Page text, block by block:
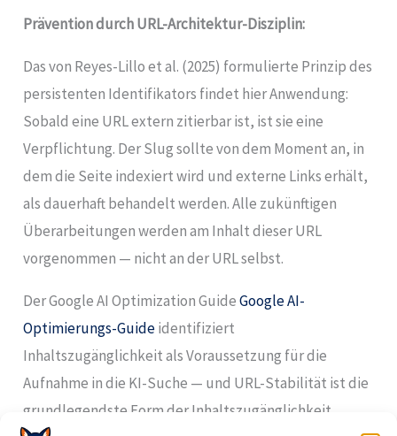
Prävention durch URL-Architektur-Disziplin:
Das von Reyes-Lillo et al. (2025) formulierte Prinzip des
persistenten Identifikators findet hier Anwendung:
Sobald eine URL extern zitierbar ist, ist sie eine
Verpflichtung. Der Slug sollte von dem Moment an, in
dem die Seite indexiert wird und externe Links erhält,
als dauerhaft behandelt werden. Alle zukünftigen
Überarbeitungen werden am Inhalt dieser URL
vorgenommen — nicht an der URL selbst.
Der Google AI Optimization GuideGoogle AI-
Optimierungs-Guideidentifiziert
Inhaltszugänglichkeit als Voraussetzung für die
Aufnahme in die KI-Suche — und URL-Stabilität ist die
grundlegendste Form der Inhaltszugänglichkeit.